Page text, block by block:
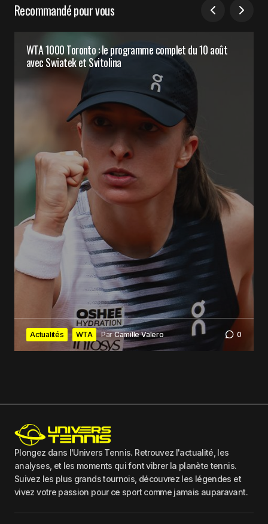
Recommandé pour vous
WTA 1000 Toronto : le programme complet du 10 août
avec Swiatek et Svitolina
Actualités WTA ParCamille Valero 0
Plongez dans l'Univers Tennis. Retrouvez l'actualité, les
analyses, et les moments qui font vibrer la planète tennis.
Suivez les plus grands tournois, découvrez les légendes et
vivez votre passion pour ce sport comme jamais auparavant.